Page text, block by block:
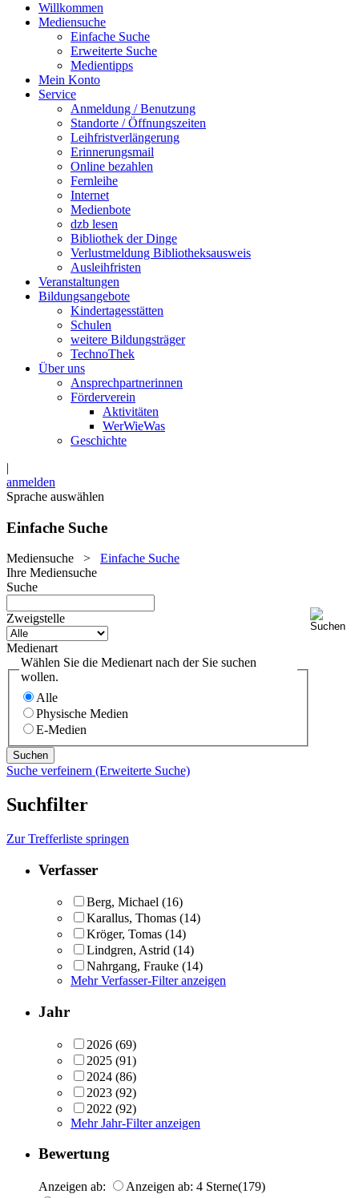
Willkommen
Mediensuche
Einfache Suche
Erweiterte Suche
Medientipps
Mein Konto
Service
Anmeldung / Benutzung
Standorte / Öffnungszeiten
Leihfristverlängerung
Erinnerungsmail
Online bezahlen
Fernleihe
Internet
Medienbote
dzb lesen
Bibliothek der Dinge
Verlustmeldung Bibliotheksausweis
Ausleihfristen
Veranstaltungen
Bildungsangebote
Kindertagesstätten
Schulen
weitere Bildungsträger
TechnoThek
Über uns
Ansprechpartnerinnen
Förderverein
Aktivitäten
WerWieWas
Geschichte
|
anmelden
Sprache auswählen
Einfache Suche
Mediensuche > Einfache Suche
Ihre Mediensuche
Suche
Zweigstelle
Medienart
Wählen Sie die Medienart nach der Sie suchen
wollen.
Alle
Physische Medien
E-Medien
Suche verfeinern (Erweiterte Suche)
Suchfilter
Zur Trefferliste springen
Verfasser
Berg, Michael (16)
Karallus, Thomas (14)
Kröger, Tomas (14)
Lindgren, Astrid (14)
Nahrgang, Frauke (14)
Mehr Verfasser-Filter anzeigen
Jahr
2026 (69)
2025 (91)
2024 (86)
2023 (92)
2022 (92)
Mehr Jahr-Filter anzeigen
Bewertung
Anzeigen ab: Anzeigen ab: 4 Sterne(179)